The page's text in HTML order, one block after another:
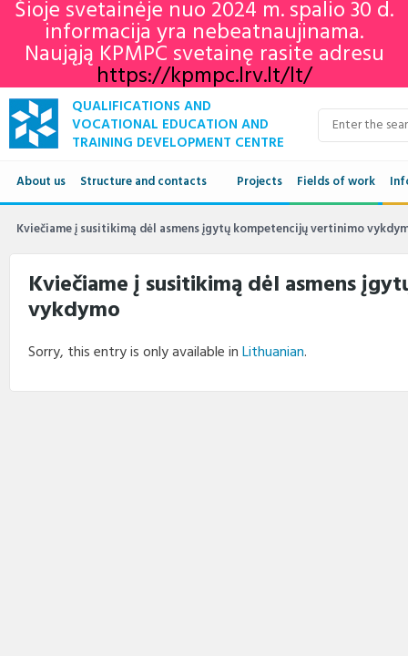
Šioje svetainėje nuo 2024 m. spalio 30 d.
informacija yra nebeatnaujinama.
Naująją KPMPC svetainę rasite adresu
https://kpmpc.lrv.lt/lt/
QUALIFICATIONS AND
VOCATIONAL EDUCATION AND
TRAINING DEVELOPMENT CENTRE
About us Structure and contacts
Structure
Projects Fields of work
Kviečiame į susitikimą dėl asmens įgytų kompetencijų vertinimo
Kviečiame į susitikimą dėl asmens
vykdymo
Sorry, this entry is only available inLithuanian.